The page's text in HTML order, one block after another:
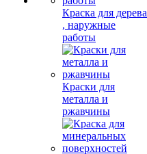
Краска для дерева
, наружные
работы
Краски для
металла и
ржавчины